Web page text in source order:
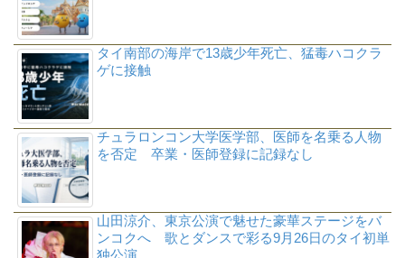
タイ南部の海岸で13歳少年死亡、猛毒ハコクラ
ゲに接触
チュラロンコン大学医学部、医師を名乗る人物
を否定 卒業・医師登録に記録なし
山田涼介、東京公演で魅せた豪華ステージをバ
ンコクへ 歌とダンスで彩る9月26日のタイ初単
独公演